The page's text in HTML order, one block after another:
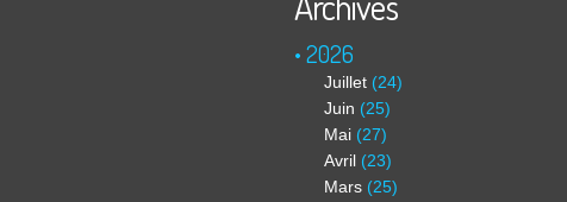
2026
Juillet (24)
Juin (25)
Mai (27)
Avril (23)
Mars (25)